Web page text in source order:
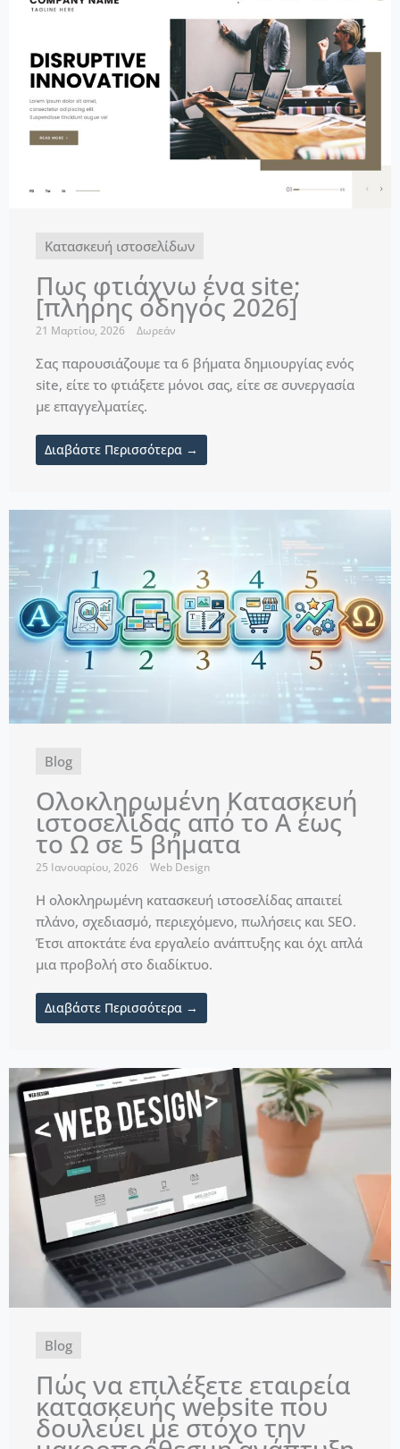
Κατασκευή ιστοσελίδων
Πως φτιάχνω ένα site;
[πλήρης οδηγός 2026]
21 Μαρτίου, 2026 Δωρεάν
Σας παρουσιάζουμε τα 6 βήματα δημιουργίας ενός
site, είτε το φτιάξετε μόνοι σας, είτε σε συνεργασία
με επαγγελματίες.
Διαβάστε Περισσότερα →
Blog
Ολοκληρωμένη Κατασκευή
ιστοσελίδας από το Α έως
το Ω σε 5 βήματα
25 Ιανουαρίου, 2026 Web Design
Η ολοκληρωμένη κατασκευή ιστοσελίδας απαιτεί
πλάνο, σχεδιασμό, περιεχόμενο, πωλήσεις και SEO.
Έτσι αποκτάτε ένα εργαλείο ανάπτυξης και όχι απλά
μια προβολή στο διαδίκτυο.
Διαβάστε Περισσότερα →
Blog
Πώς να επιλέξετε εταιρεία
κατασκευής website που
δουλεύει με στόχο την